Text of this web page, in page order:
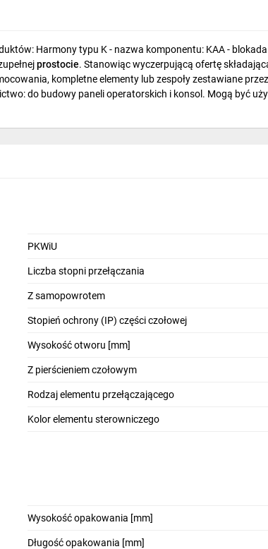
Harmony typu K - nazwa komponentu: KAA -
prostocie. Stanowiąc wyczerpującą ofertę
kompletne elementy lub zespoły zestawiane
do budowy paneli operatorskich i konsol. Mogą być
PKWiU
Liczba stopni przełączania
Z samopowrotem
Stopień ochrony (IP) części czołowej
Wysokość otworu [mm]
Z pierścieniem czołowym
Rodzaj elementu przełączającego
Kolor elementu sterowniczego
Wysokość opakowania [mm]
Długość opakowania [mm]